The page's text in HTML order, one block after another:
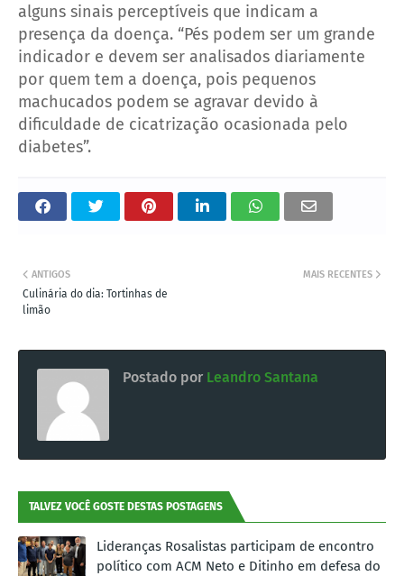
alguns sinais perceptíveis que indicam a
presença da doença. “Pés podem ser um grande
indicador e devem ser analisados diariamente
por quem tem a doença, pois pequenos
machucados podem se agravar devido à
dificuldade de cicatrização ocasionada pelo
diabetes”.
MAIS RECENTES
ANTIGOS
Culinária do dia: Tortinhas de
limão
Postado por Leandro Santana
TALVEZ VOCÊ GOSTE DESTAS POSTAGENS
Lideranças Rosalistas participam de encontro
político com ACM Neto e Ditinho em defesa do